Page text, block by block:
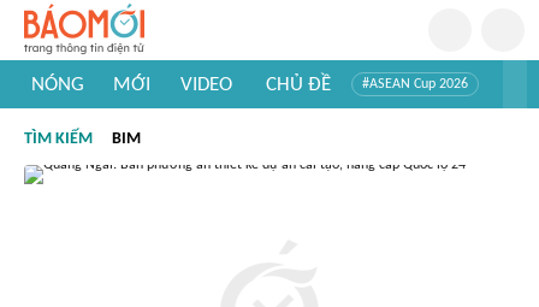
NÓNG MỚI VIDEO CHỦ ĐỀ #ASEAN Cup 2026
#Khám phá Việt Nam
TÌM KIẾM BIM